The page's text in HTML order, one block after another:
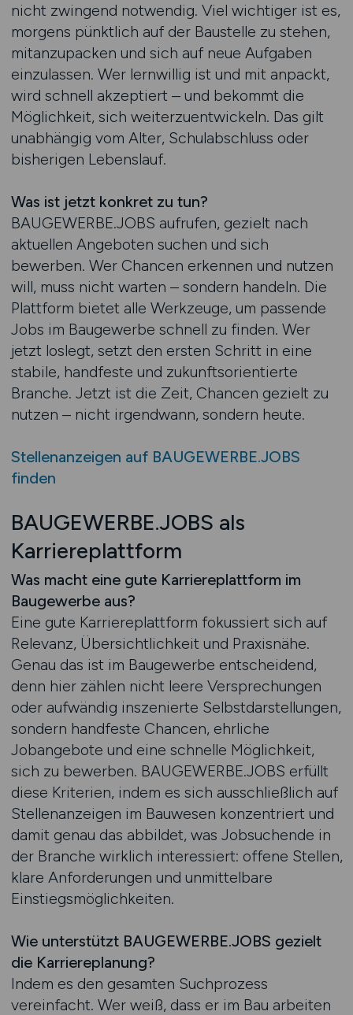
nicht zwingend notwendig. Viel wichtiger ist es,
morgens pünktlich auf der Baustelle zu stehen,
mitanzupacken und sich auf neue Aufgaben
einzulassen. Wer lernwillig ist und mit anpackt,
wird schnell akzeptiert – und bekommt die
Möglichkeit, sich weiterzuentwickeln. Das gilt
unabhängig vom Alter, Schulabschluss oder
bisherigen Lebenslauf.
Was ist jetzt konkret zu tun?
BAUGEWERBE.JOBS aufrufen, gezielt nach
aktuellen Angeboten suchen und sich
bewerben. Wer Chancen erkennen und nutzen
will, muss nicht warten – sondern handeln. Die
Plattform bietet alle Werkzeuge, um passende
Jobs im Baugewerbe schnell zu finden. Wer
jetzt loslegt, setzt den ersten Schritt in eine
stabile, handfeste und zukunftsorientierte
Branche. Jetzt ist die Zeit, Chancen gezielt zu
nutzen – nicht irgendwann, sondern heute.
Stellenanzeigen auf BAUGEWERBE.JOBS
finden
BAUGEWERBE.JOBS als
Karriereplattform
Was macht eine gute Karriereplattform im
Baugewerbe aus?
Eine gute Karriereplattform fokussiert sich auf
Relevanz, Übersichtlichkeit und Praxisnähe.
Genau das ist im Baugewerbe entscheidend,
denn hier zählen nicht leere Versprechungen
oder aufwändig inszenierte Selbstdarstellungen,
sondern handfeste Chancen, ehrliche
Jobangebote und eine schnelle Möglichkeit,
sich zu bewerben. BAUGEWERBE.JOBS erfüllt
diese Kriterien, indem es sich ausschließlich auf
Stellenanzeigen im Bauwesen konzentriert und
damit genau das abbildet, was Jobsuchende in
der Branche wirklich interessiert: offene Stellen,
klare Anforderungen und unmittelbare
Einstiegsmöglichkeiten.
Wie unterstützt BAUGEWERBE.JOBS gezielt
die Karriereplanung?
Indem es den gesamten Suchprozess
vereinfacht. Wer weiß, dass er im Bau arbeiten